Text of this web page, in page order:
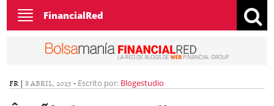
Toggle
navigation
FinancialRed
FR | 8 ABRIL, 2025 - Escrito por: Blogestudio